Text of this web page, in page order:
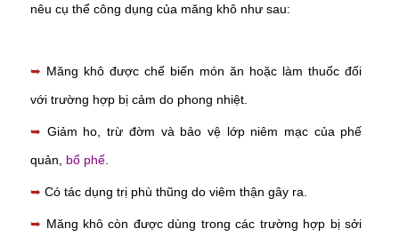
nêu cụ thể công dụng của măng khô như sau:
➥ Măng khô được chế biến món ăn hoặc làm thuốc đối
với trường hợp bị cảm do phong nhiệt.
➥ Giảm ho, trừ đờm và bảo vệ lớp niêm mạc của phế
quản, bổ phế
➥ Có tác dụng trị phù thũng do viêm thận gây ra.
➥ Măng khô còn được dùng trong các trường hợp bị sởi